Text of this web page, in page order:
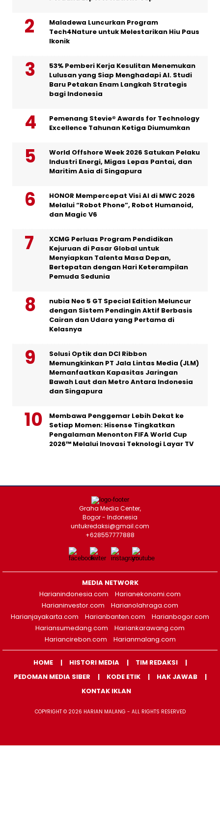
Maladewa Luncurkan Program
Tech4Nature untuk Melestarikan Hiu Paus
Ikonik
53% Pemberi Kerja Kesulitan Menemukan
Lulusan yang Siap Menghadapi AI. Studi
Baru Petakan Enam Langkah Strategis
bagi Indonesia
Pemenang Stevie® Awards for Technology
Excellence Tahunan Ketiga Diumumkan
World Offshore Week 2026 Satukan Pelaku
Industri Energi, Migas Lepas Pantai, dan
Maritim Asia di Singapura
HONOR Mempercepat Visi AI di MWC 2026
Melalui “Robot Phone”, Robot Humanoid,
dan Magic V6
XCMG Perluas Program Pendidikan
Kejuruan di Pasar Global untuk
Menyiapkan Talenta Masa Depan,
Bertepatan dengan Hari Keterampilan
Pemuda Sedunia
nubia Neo 5 GT Special Edition Meluncur
dengan Sistem Pendingin Aktif Berbasis
Cairan dan Udara yang Pertama di
Kelasnya
Solusi Optik dan DCI Ribbon
Memungkinkan PT Jala Lintas Media (JLM)
Memanfaatkan Kapasitas Jaringan
Bawah Laut dan Metro Antara Indonesia
dan Singapura
Membawa Penggemar Lebih Dekat ke
Setiap Momen: Hisense Tingkatkan
Pengalaman Menonton FIFA World Cup
2026™ Melalui Inovasi Teknologi Layar TV
Graha Media Center,
Bogor - Indonesia
untukredaksi@gmail.com
+628557777888
MEDIA NETWORK
Harianindonesia.com
Harianekonomi.com
Harianinvestor.com
Harianolahraga.com
Harianjayakarta.com
Harianbanten.com
Harianbogor.com
Hariansumedang.com
Hariankarawang.com
Hariancirebon.com
Harianmalang.com
HOME HISTORI MEDIA
TIM REDAKSI
PEDOMAN MEDIA SIBER
KODE ETIK
HAK JAWAB
KONTAK IKLAN
COPYRIGHT © 2026 HARIAN MALANG - ALL RIGHTS RESERVED